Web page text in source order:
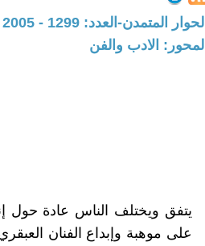
الحوار المتمدن-العدد: 1299 - 2005 / 8 / 27 - 07:38
المحور: الادب والفن
يتفق ويختلف الناس عادة حول
على موهبة وإبداع الفنان